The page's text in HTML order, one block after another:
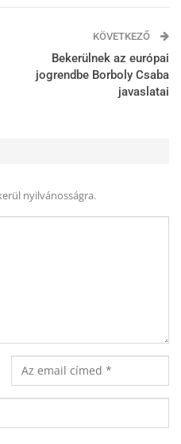
KÖVETKEZŐ
Bekerülnek az európai
jogrendbe Borboly Csaba
javaslatai
nyilvánosságra.